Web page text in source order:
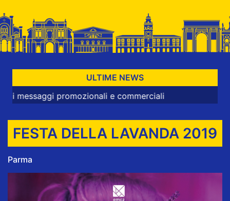
ULTIME NEWS
promozionali e commerciali
FESTA DELLA LAVANDA 2019
Parma